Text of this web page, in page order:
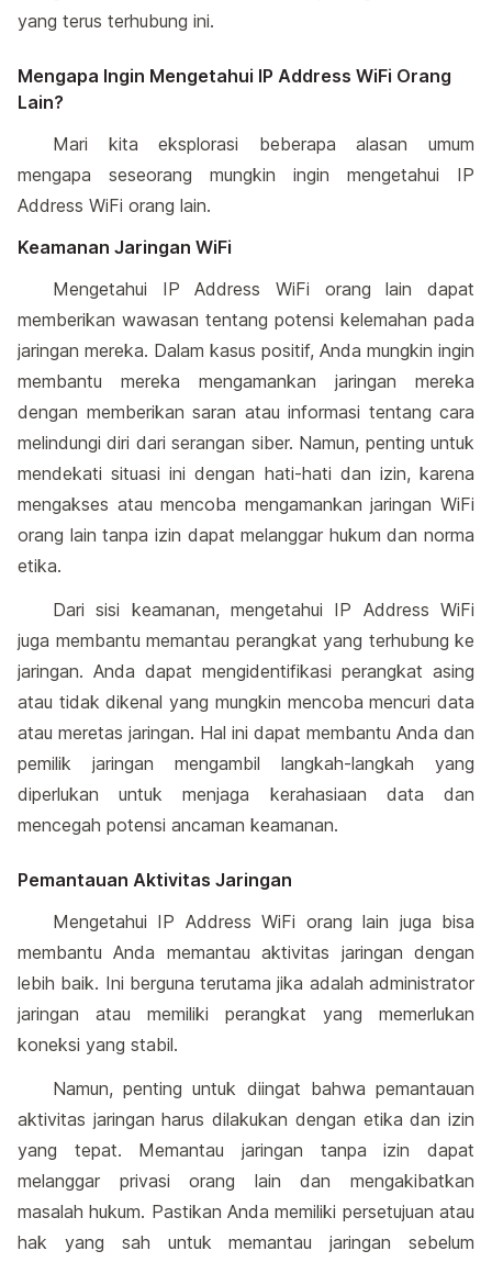
yang terus terhubung ini.
Mengapa Ingin Mengetahui IP Address WiFi Orang
Lain?
Mari kita eksplorasi beberapa alasan umum
mengapa seseorang mungkin ingin mengetahui IP
Address WiFi orang lain.
Keamanan Jaringan WiFi
Mengetahui IP Address WiFi orang lain dapat
memberikan wawasan tentang potensi kelemahan pada
jaringan mereka. Dalam kasus positif, Anda mungkin ingin
membantu mereka mengamankan jaringan mereka
dengan memberikan saran atau informasi tentang cara
melindungi diri dari serangan siber. Namun, penting untuk
mendekati situasi ini dengan hati-hati dan izin, karena
mengakses atau mencoba mengamankan jaringan WiFi
orang lain tanpa izin dapat melanggar hukum dan norma
etika.
Dari sisi keamanan, mengetahui IP Address WiFi
juga membantu memantau perangkat yang terhubung ke
jaringan. Anda dapat mengidentifikasi perangkat asing
atau tidak dikenal yang mungkin mencoba mencuri data
atau meretas jaringan. Hal ini dapat membantu Anda dan
pemilik jaringan mengambil langkah-langkah yang
diperlukan untuk menjaga kerahasiaan data dan
mencegah potensi ancaman keamanan.
Pemantauan Aktivitas Jaringan
Mengetahui IP Address WiFi orang lain juga bisa
membantu Anda memantau aktivitas jaringan dengan
lebih baik. Ini berguna terutama jika adalah administrator
jaringan atau memiliki perangkat yang memerlukan
koneksi yang stabil.
Namun, penting untuk diingat bahwa pemantauan
aktivitas jaringan harus dilakukan dengan etika dan izin
yang tepat. Memantau jaringan tanpa izin dapat
melanggar privasi orang lain dan mengakibatkan
masalah hukum. Pastikan Anda memiliki persetujuan atau
hak yang sah untuk memantau jaringan sebelum